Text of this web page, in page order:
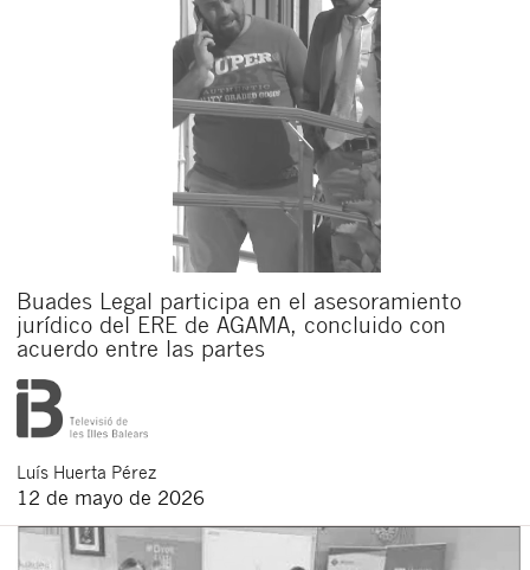
Buades Legal participa en el asesoramiento
jurídico del ERE de AGAMA, concluido con
acuerdo entre las partes
Luís Huerta Pérez
12 de mayo de 2026